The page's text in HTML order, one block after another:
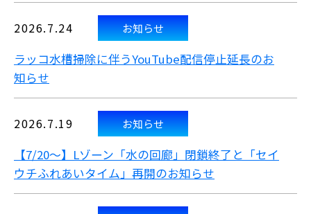
2026.7.24 お知らせ
ラッコ水槽掃除に伴うYouTube配信停止延長のお
知らせ
2026.7.19 お知らせ
【7/20～】Lゾーン「水の回廊」閉鎖終了と「セイ
ウチふれあいタイム」再開のお知らせ